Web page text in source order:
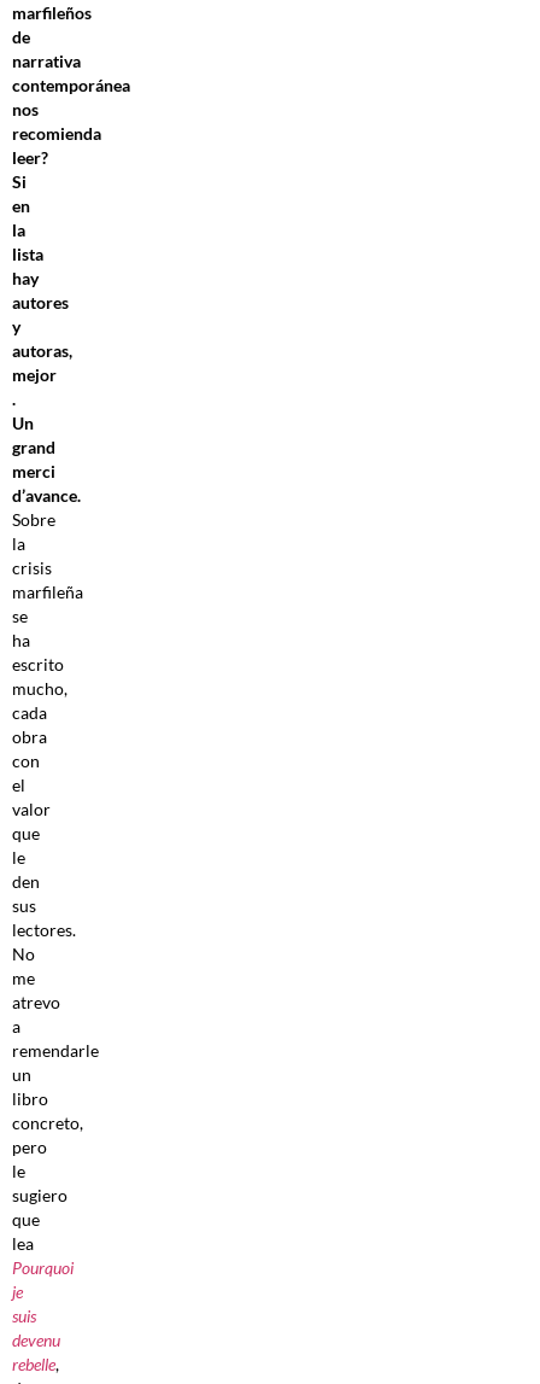
marfileños
de
narrativa
contemporánea
nos
recomienda
leer?
Si
en
la
lista
hay
autores
y
autoras,
mejor
.
Un
grand
merci
d’avance.
Sobre
la
crisis
marfileña
se
ha
escrito
mucho,
cada
obra
con
el
valor
que
le
den
sus
lectores.
No
me
atrevo
a
remendarle
un
libro
concreto,
pero
le
sugiero
que
lea
Pourquoi
je
suis
devenu
rebelle,